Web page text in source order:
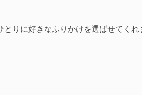
りに好きなふりかけを選ばせてくれ